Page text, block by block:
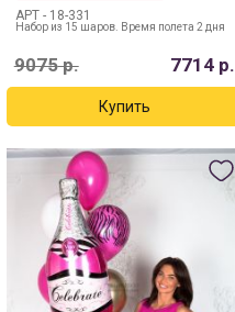
АРТ - 18-331
Набор из 15 шаров. Время полета 2 дня
9075р. 7714 р.